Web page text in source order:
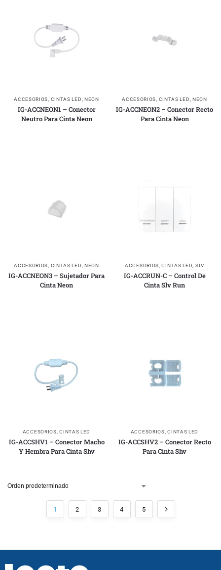
ACCESORIOS CINTAS LED NEON
IG-ACCNEON1 – Conector
Neutro Para Cinta Neon
ACCESORIOS CINTAS LED NEON
IG-ACCNEON2 – Conector Recto
Para Cinta Neon
ACCESORIOS CINTAS LED NEON
IG-ACCNEON3 – Sujetador Para
Cinta Neon
ACCESORIOS ,CINTAS LED SLV
IG-ACCRUN-C – Control De
Cinta Slv Run
ACCESORIOS ,CINTAS LED
IG-ACCSHV1 – Conector Macho
Y Hembra Para Cinta Shv
ACCESORIOS ,CINTAS LED
IG-ACCSHV2 – Conector Recto
Para Cinta Shv
1 2 3 4 5